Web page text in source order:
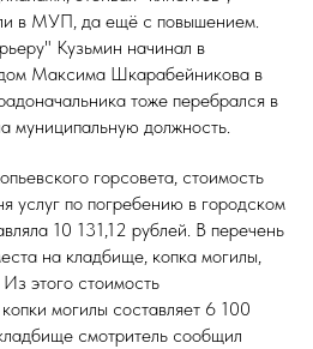
в МУП, да ещё с повышением.
Кузьмин начинал в
Максима Шкарабейникова в
тоже перебрался в
муниципальную должность.
горсовета, стоимость
услуг по погребению в городском
10 131,12 рублей. В перечень
на кладбище, копка могилы,
этого стоимость
могилы составляет 6 100
смотритель сообщил